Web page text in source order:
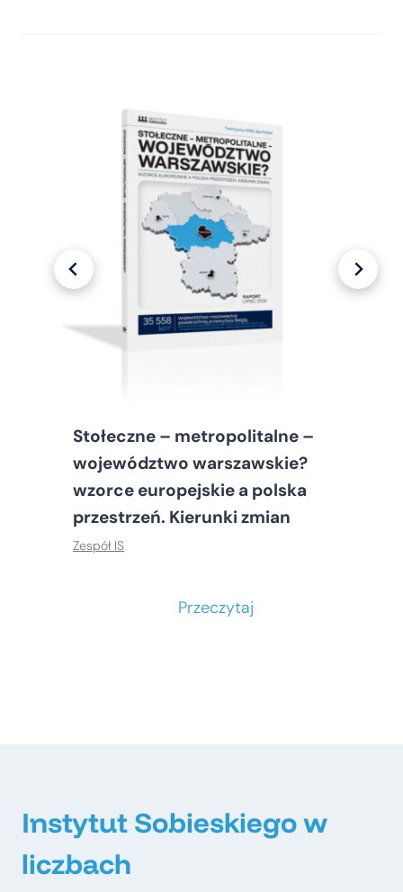
Stołeczne – metropolitalne –
województwo warszawskie?
wzorce europejskie a polska
przestrzeń. Kierunki zmian
Zespół IS
Przeczytaj
–
Instytut Sobieskiego w
liczbach